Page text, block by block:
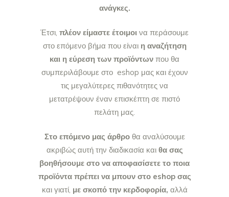
ανάγκες.
Έτσι, πλέον είμαστε έτοιμοι να περάσουμε
στο επόμενο βήμα που είναι η αναζήτηση
και η εύρεση των προϊόντων που θα
συμπεριλάβουμε στο eshop μας και έχουν
τις μεγαλύτερες πιθανότητες να
μετατρέψουν έναν επισκέπτη σε πιστό
πελάτη μας.
Στο επόμενο μας άρθρο θα αναλύσουμε
ακριβώς αυτή την διαδικασία καιθα σας
βοηθήσουμε στο να αποφασίσετε το ποια
προϊόντα πρέπει να μπουν στο eshop σας
και γιατί, με σκοπό την κερδοφορία, αλλά